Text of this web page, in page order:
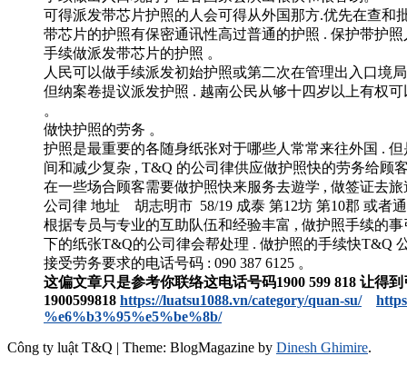
可得派发带芯片护照的人会可得从外国那方.优先在查和
带芯片的护照有保密通讯性高过普通的护照 . 保护带护
手续做派发带芯片的护照 。
人民可以做手续派发初始护照或第二次在管理出入口境
但纳案卷提议派发护照 . 越南公民从够十四岁以上有权
。
做快护照的劳务 。
护照是最重要的各随身纸张对于哪些人常常来往外国 .
间和减少复杂 , T&Q 的公司律供应做护照快的劳务给顾
在一些场合顾客需要做护照快来服务去遊学 , 做签证去
公司律 地址 胡志明市 58/19 成泰 第12坊 第10郡 或者
根据专员与专业的互助队伍和经验丰富 , 做护照手续的
下的纸张T&Q的公司律会帮处理 . 做护照的手续快T&Q
接受劳务要求的电话号码 : 090 387 6125 。
这偏文章只是参考你联络这电话号码1900 599 818 让得到
1900599818 https://luatsu1088.vn/category/quan-su/
%e6%b3%95%e5%be%8b/
Công ty luật T&Q | Theme: BlogMagazine by Dinesh Ghimire.